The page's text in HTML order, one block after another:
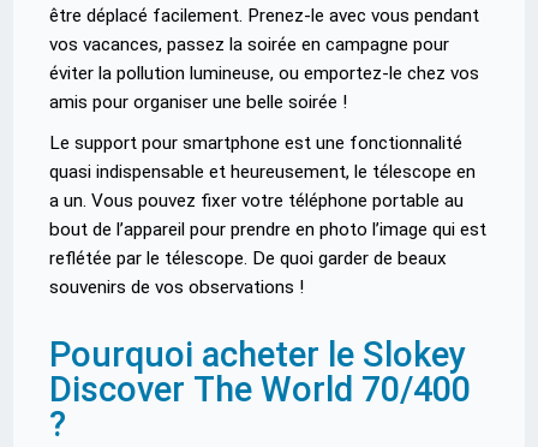
être déplacé facilement. Prenez-le avec vous pendant
vos vacances, passez la soirée en campagne pour
éviter la pollution lumineuse, ou emportez-le chez vos
amis pour organiser une belle soirée !
Le support pour smartphone est une fonctionnalité
quasi indispensable et heureusement, le télescope en
a un. Vous pouvez fixer votre téléphone portable au
bout de l’appareil pour prendre en photo l’image qui est
reflétée par le télescope. De quoi garder de beaux
souvenirs de vos observations !
Pourquoi acheter le Slokey
Discover The World 70/400
?